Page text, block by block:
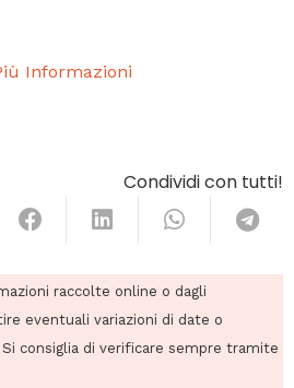
Informazioni
Condividi con tutti!
raccolte online o dagli
eventuali variazioni di date o
consiglia di verificare sempre tramite